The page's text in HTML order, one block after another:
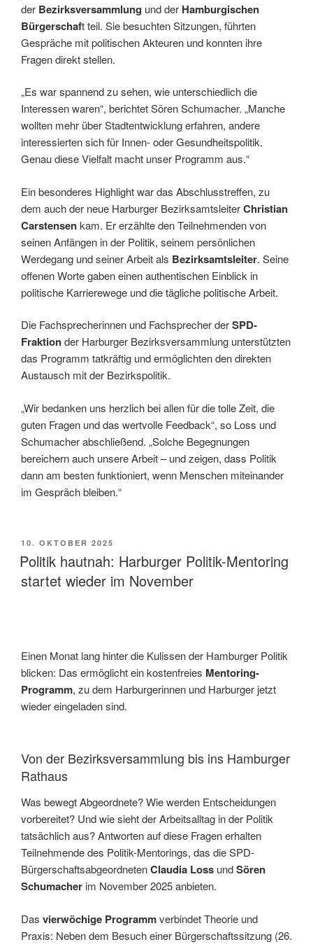
der Bezirksversammlung und der Hamburgischen
Bürgerschaft teil. Sie besuchten Sitzungen, führten
Gespräche mit politischen Akteuren und konnten ihre
Fragen direkt stellen.
„Es war spannend zu sehen, wie unterschiedlich die
Interessen waren“, berichtet Sören Schumacher. „Manche
wollten mehr über Stadtentwicklung erfahren, andere
interessierten sich für Innen- oder Gesundheitspolitik.
Genau diese Vielfalt macht unser Programm aus.“
Ein besonderes Highlight war das Abschlusstreffen, zu
dem auch der neue Harburger BezirksamtsleiterChristian
Carstensenkam. Er erzählte den Teilnehmenden von
seinen Anfängen in der Politik, seinem persönlichen
Werdegang und seiner Arbeit als Bezirksamtsleiter. Seine
offenen Worte gaben einen authentischen Einblick in
politische Karrierewege und die tägliche politische Arbeit.
Die Fachsprecherinnen und Fachsprecher derSPD-
Fraktionder Harburger Bezirksversammlung unterstützten
das Programm tatkräftig und ermöglichten den direkten
Austausch mit der Bezirkspolitik.
„Wir bedanken uns herzlich bei allen für die tolle Zeit, die
guten Fragen und das wertvolle Feedback“, so Loss und
Schumacher abschließend. „Solche Begegnungen
bereichern auch unsere Arbeit – und zeigen, dass Politik
dann am besten funktioniert, wenn Menschen miteinander
im Gespräch bleiben.“
VERÖFFENTLICHT
AM
10. OKTOBER 2025
Politik hautnah: Harburger Politik-Mentoring
startet wieder im November
Einen Monat lang hinter die Kulissen der Hamburger Politik
blicken: Das ermöglicht ein kostenfreies Mentoring-
Programm, zu dem Harburgerinnen und Harburger jetzt
wieder eingeladen sind.
Von der Bezirksversammlung bis ins Hamburger
Rathaus
Was bewegt Abgeordnete? Wie werden Entscheidungen
vorbereitet? Und wie sieht der Arbeitsalltag in der Politik
tatsächlich aus? Antworten auf diese Fragen erhalten
Teilnehmende des Politik-Mentorings, das die SPD-
BürgerschaftsabgeordnetenClaudia Loss undSören
Schumacher im November 2025 anbieten.
Das vierwöchige Programmverbindet Theorie und
Praxis: Neben dem Besuch einer Bürgerschaftssitzung (26.